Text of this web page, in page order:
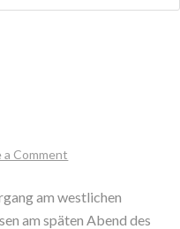
a Comment
am westlichen
am späten Abend des